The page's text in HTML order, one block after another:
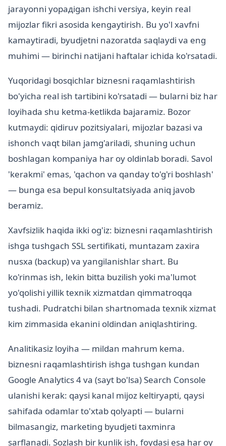
jarayonni yopадigan ishchi versiya, keyin real
mijozlar fikri asosida kengaytirish. Bu yo'l xavfni
kamaytiradi, byudjetni nazoratda saqlaydi va eng
muhimi — birinchi natijani haftalar ichida ko'rsatadi.
Yuqoridagi bosqichlar biznesni raqamlashtirish
bo'yicha real ish tartibini ko'rsatadi — bularni biz har
loyihada shu ketma-ketlikda bajaramiz. Bozor
kutmaydi: qidiruv pozitsiyalari, mijozlar bazasi va
ishonch vaqt bilan jamg'ariladi, shuning uchun
boshlagan kompaniya har oy oldinlab boradi. Savol
'kerakmi' emas, 'qachon va qanday to'g'ri boshlash'
— bunga esa bepul konsultatsiyada aniq javob
beramiz.
Xavfsizlik haqida ikki og'iz: biznesni raqamlashtirish
ishga tushgach SSL sertifikati, muntazam zaxira
nusxa (backup) va yangilanishlar shart. Bu
ko'rinmas ish, lekin bitta buzilish yoki ma'lumot
yo'qolishi yillik texnik xizmatdan qimmatroqqa
tushadi. Pudratchi bilan shartnomada texnik xizmat
kim zimmasida ekanini oldindan aniqlashtiring.
Analitikasiz loyiha — mildan mahrum kema.
biznesni raqamlashtirish ishga tushgan kundan
Google Analytics 4 va (sayt bo'lsa) Search Console
ulanishi kerak: qaysi kanal mijoz keltiryapti, qaysi
sahifada odamlar to'xtab qolyapti — bularni
bilmasangiz, marketing byudjeti taxminга
sarflanadi. Sozlash bir kunlik ish, foydasi esa har oy